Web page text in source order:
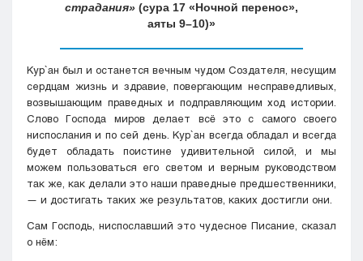
страдания» (сура 17 «Ночной перенос»,
аяты 9–10)
Кyр`ан был и останется вечным чудом Создателя, несущим
сердцам жизнь и здравие, повергающим несправедливых,
возвышающим праведных и подправляющим ход истории.
Слово Господа миров делает всё это с самого своего
ниспослания и по сей день. Кyр`ан всегда обладал и всегда
будет обладать поистине удивительной силой, и мы
можем пользоваться его светом и верным руководством
так же, как делали это наши праведные предшественники,
— и достигать таких же результатов, каких достигли они.
Сам Господь, ниспославший это чудесное Писание, сказал
о нём: